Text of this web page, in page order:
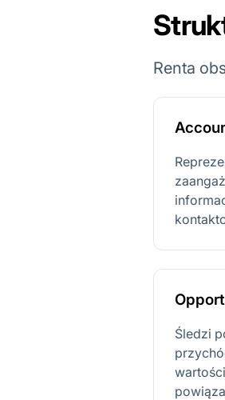
Renta
Śledzi